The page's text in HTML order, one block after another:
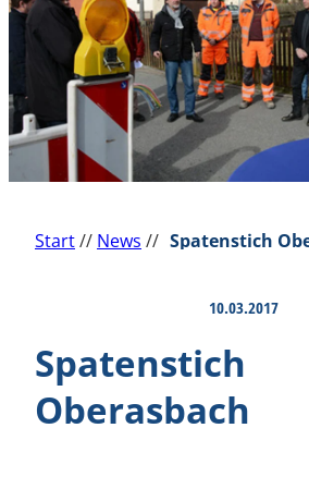
Start// News // Spatenstich
10.03.2017
Spatenstich
Oberasbach